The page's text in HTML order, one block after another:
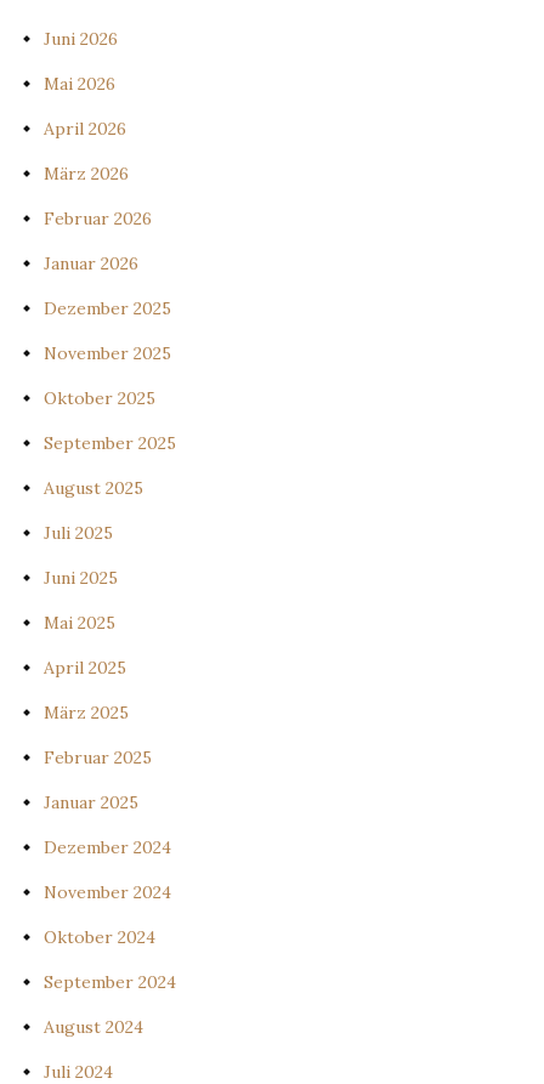
Juni 2026
Mai 2026
April 2026
März 2026
Februar 2026
Januar 2026
Dezember 2025
November 2025
Oktober 2025
September 2025
August 2025
Juli 2025
Juni 2025
Mai 2025
April 2025
März 2025
Februar 2025
Januar 2025
Dezember 2024
November 2024
Oktober 2024
September 2024
August 2024
Juli 2024